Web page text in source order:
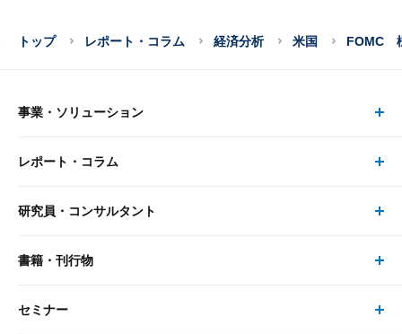
トップ レポート・コラム 経済分析 米国 FOMC
事業・ソリューション
事業・ソリューション トップ
リサーチ
レポート・コラム
レポート・コラム トップ
最新のレポート・コラム
研究員・コンサルタント
研究員・コンサルタント トップ
研究員
書籍・刊行物
書籍・刊行物 トップ
セミナー